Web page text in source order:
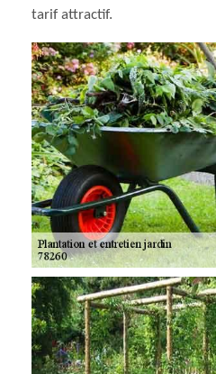
tarif attractif.